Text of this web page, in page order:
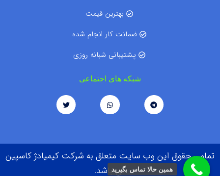
بهترین قیمت
ضمانت کار انجام شده
پشتیبانی شبانه روزی
شبکه های اجتماعی
تمامی حقوق این وب سایت متعلق به شرکت کیمیادژ کاسپین
می باشد.همین حالا تماس بگیرید